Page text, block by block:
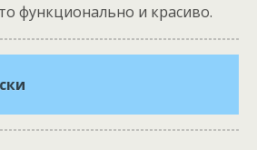
функционально и красиво.